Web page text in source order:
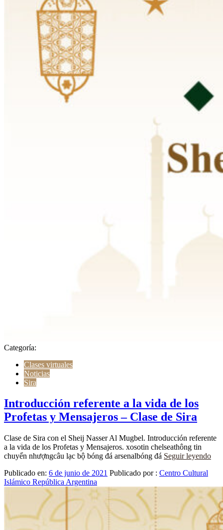
Categoría:
Clases virtuales
Noticias
Sira
Introducción referente a la vida de los
Profetas y Mensajeros – Clase de Sira
Clase de Sira con el Sheij Nasser Al Mugbel. Introducción referente
a la vida de los Profetas y Mensajeros. xosotin chelseathông tin
chuyển nhượngcâu lạc bộ bóng đá arsenalbóng đá Seguir leyendo
Publicado en: 6 de junio de 2021 Publicado por : Centro Cultural
Islámico República Argentina